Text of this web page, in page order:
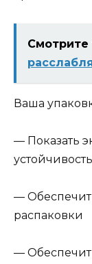
Смотрите
Ваша
— Показать
устойчивость
—
распаковки
—